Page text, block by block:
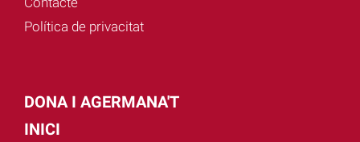
Política de privacitat
DONA I AGERMANA'T
INICI